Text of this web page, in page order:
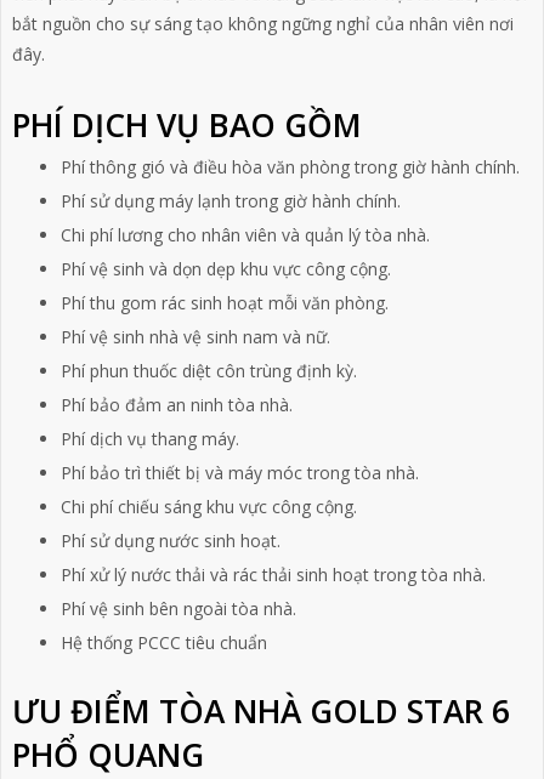
bắt nguồn cho sự sáng tạo không ngững nghỉ của nhân viên nơi
đây.
PHÍ DỊCH VỤ BAO GỒM
Phí thông gió và điều hòa văn phòng trong giờ hành chính.
Phí sử dụng máy lạnh trong giờ hành chính.
Chi phí lương cho nhân viên và quản lý tòa nhà.
Phí vệ sinh và dọn dẹp khu vực công cộng.
Phí thu gom rác sinh hoạt mỗi văn phòng.
Phí vệ sinh nhà vệ sinh nam và nữ.
Phí phun thuốc diệt côn trùng định kỳ.
Phí bảo đảm an ninh tòa nhà.
Phí dịch vụ thang máy.
Phí bảo trì thiết bị và máy móc trong tòa nhà.
Chi phí chiếu sáng khu vực công cộng.
Phí sử dụng nước sinh hoạt.
Phí xử lý nước thải và rác thải sinh hoạt trong tòa nhà.
Phí vệ sinh bên ngoài tòa nhà.
Hệ thống PCCC tiêu chuẩn
ƯU ĐIỂM TÒA NHÀ GOLD STAR 6
PHỔ QUANG